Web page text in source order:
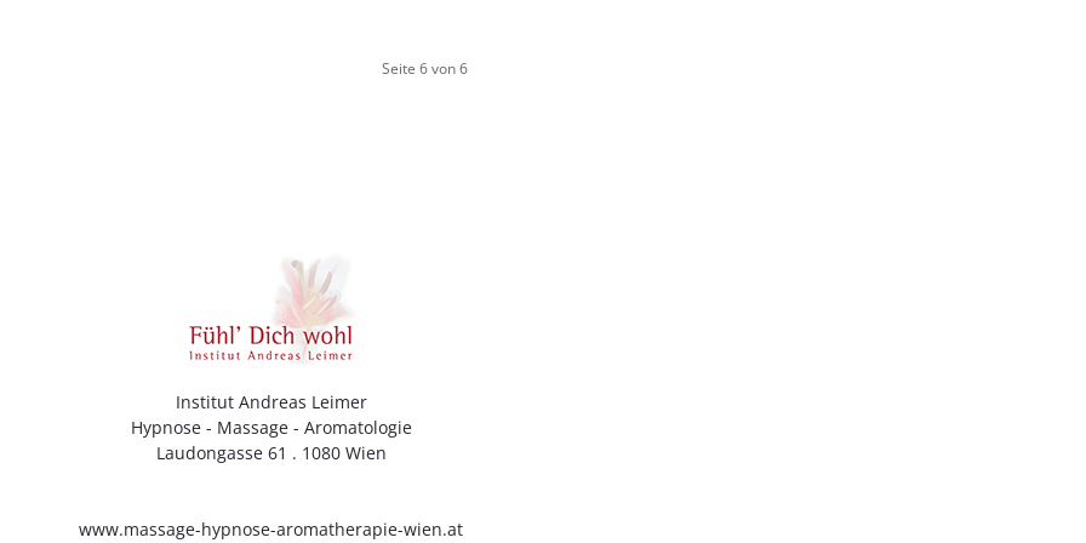
Seite 6 von 6
Institut Andreas Leimer
Hypnose - Massage - Aromatologie
Laudongasse 61 . 1080 Wien
www.massage-hypnose-aromatherapie-wien.at